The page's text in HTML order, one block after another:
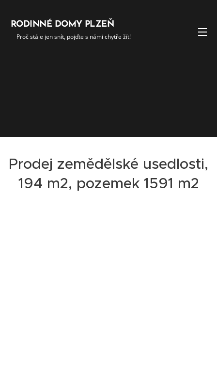
RODINNÉ DOMY PLZEŇ
Proč stále jen snít, pojďte s námi chytře žít!
Prodej zemědělské usedlosti,
194 m2, pozemek 1591 m2